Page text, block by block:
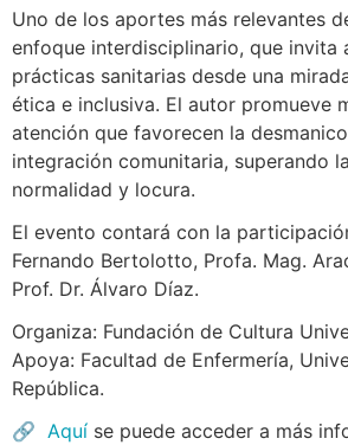
Uno de los aportes más relevantes
enfoque interdisciplinario, que invita
prácticas sanitarias desde una
ética e inclusiva. El autor promueve
atención que favorecen la
integración comunitaria, superando
normalidad y locura.
El evento contará con la
Fernando Bertolotto, Profa. Mag.
Prof. Dr. Álvaro Díaz.
Organiza: Fundación de Cultura
Apoya: Facultad de Enfermería,
República.
🔗 Aquí se puede acceder a más